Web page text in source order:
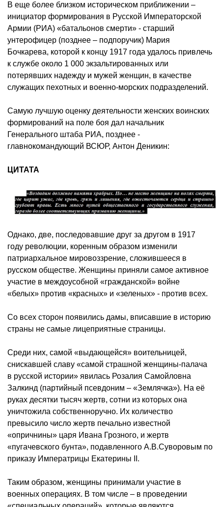
В еще более близком историческом приближении –
инициатор формирования в Русской Императорской
Армии (РИА) «батальонов смерти» - старший
унтерофицер (позднее – подпоручик) Мария
Бочкарева, которой к концу 1917 года удалось привлечь
к службе около 1 000 экзальтированных или
потерявших надежду и мужей женщин, в качестве
служащих пехотных и военно-морских подразделений.
Самую лучшую оценку деятельности женских воинских
формирований на поле боя дал начальник
Генерального штаба РИА, позднее -
главнокомандующий ВСЮР, Антон Деникин:
ЦИТАТА
Однако, две, последовавшие друг за другом в 1917
году революции, коренным образом изменили
патриархальное мировоззрение, сложившееся в
русском обществе. Женщины приняли самое активное
участие в междоусобной «гражданской» войне
«белых» против «красных» и «зеленых» - против всех.
Со всех сторон появились дамы, вписавшие в историю
страны не самые лицеприятные страницы.
Среди них, самой «выдающейся» воительницей,
снискавшей славу «самой страшной женщины-палача
в русской истории» явилась Розалия Самойловна
Залкинд (партийный псевдоним – «Землячка»). На её
руках десятки тысяч жертв, сотни из которых она
уничтожила собственноручно. Их количество
превысило число жертв печально известной
«опричнины» царя Ивана Грозного, и жертв
«пугачевского бунта», подавленного А.В.Суворовым по
приказу Императрицы Екатерины II.
Таким образом, женщины принимали участие в
военных операциях. В том числе – в проведении